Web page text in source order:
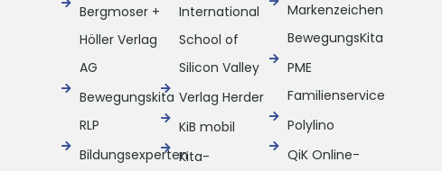
Bergmoser +
Höller Verlag
AG
Bewegungskita
RLP
Bildungsexperten
International
School of
Silicon Valley
Verlag Herder
KiB mobil
Kita-
Markenzeichen
BewegungsKita
PME
Familienservice
Polylino
QiK Online-